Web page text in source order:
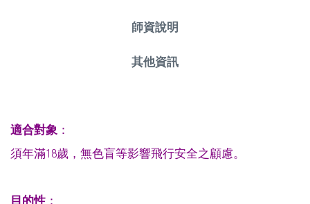
師資說明
其他資訊
適合對象 ：
須年滿18歲，無色盲等影響飛行安全之顧慮。
目的性 ：